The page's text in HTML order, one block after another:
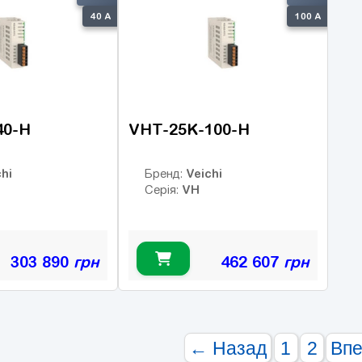
40 А
H
303 890 грн
100 А
VHT-25K-100-H
Бренд: Veichi
Серія: VH
462 607 грн
← Назад 1 2